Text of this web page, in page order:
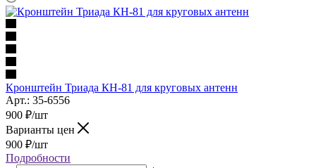
Кронштейн Триада КН-81 для круговых антенн
Арт.: 35-6556
900 ₽/шт
Варианты цен
900 ₽/шт
Подробности